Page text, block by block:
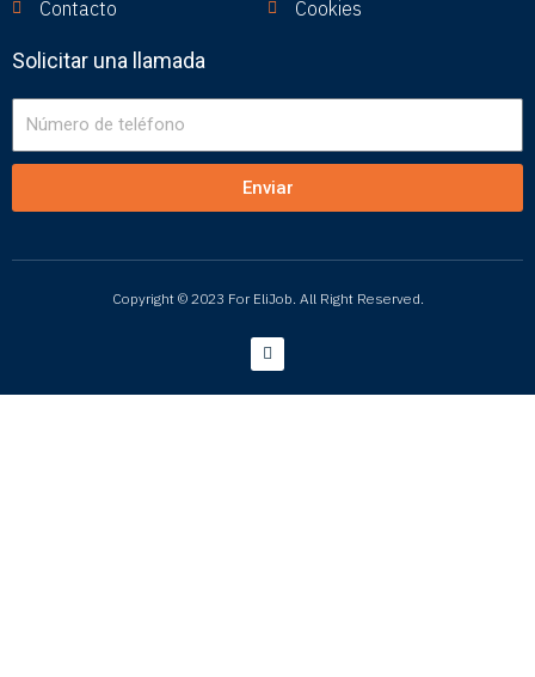
Contacto
Cookies
Solicitar una llamada
teléfono
Enviar
Copyright © 2023 For EliJob. All Right Reserved.
L
i
n
k